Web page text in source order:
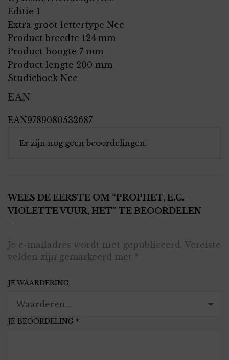
Editie 1
Extra groot lettertype Nee
Product breedte 124 mm
Product hoogte 7 mm
Product lengte 200 mm
Studieboek Nee
EAN
EAN9789080532687
Er zijn nog geen beoordelingen.
WEES DE EERSTE OM “PROPHET, E.C. –
VIOLETTE VUUR, HET” TE BEOORDELEN
Je e-mailadres wordt niet gepubliceerd. Vereiste
velden zijn gemarkeerd met *
JE WAARDERING
JE BEOORDELING *